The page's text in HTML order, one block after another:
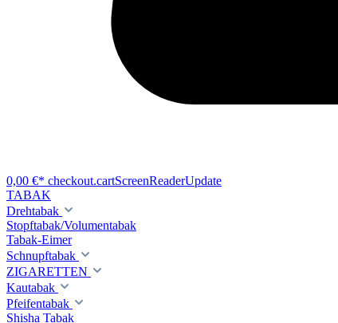
0,00 €* checkout.cartScreenReaderUpdate
TABAK
Drehtabak
Stopftabak/Volumentabak
Tabak-Eimer
Schnupftabak
ZIGARETTEN
Kautabak
Pfeifentabak
Shisha Tabak